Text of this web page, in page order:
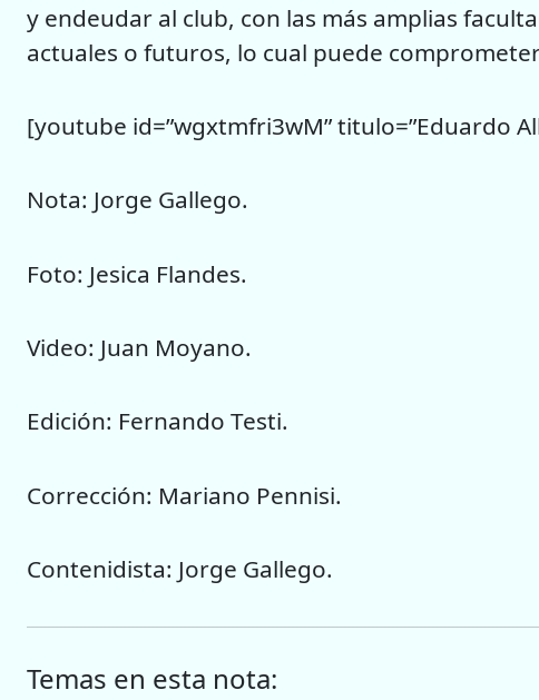
y endeudar al club, con las más amplias
actuales o futuros, lo cual puede
[youtube id=”wgxtmfri3wM” titulo=”Eduardo
Nota: Jorge Gallego.
Foto: Jesica Flandes.
Video: Juan Moyano.
Edición: Fernando Testi.
Corrección: Mariano Pennisi.
Contenidista: Jorge Gallego.
Temas en esta nota: